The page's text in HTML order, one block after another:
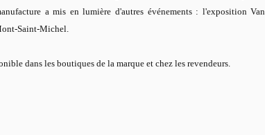
a mis en lumière d'autres événements : l'exposition Van
Saint-Michel.
dans les boutiques de la marque et chez les revendeurs.